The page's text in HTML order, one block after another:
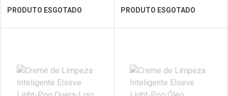
Ver Desconto Convênio Ver Desconto Convênio
PRODUTO ESGOTADO
Laboratório
Por Menos
PRODUTO ESGOTADO
Laboratório
Por Menos